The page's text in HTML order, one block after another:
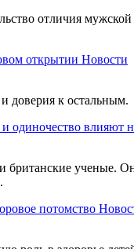
отличия
открытии Новости
доверия к остальным.
одиночество влияют
ученые.
потомство